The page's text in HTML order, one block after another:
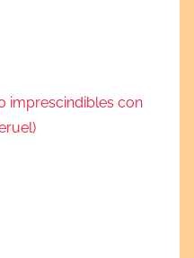
imprescindibles con